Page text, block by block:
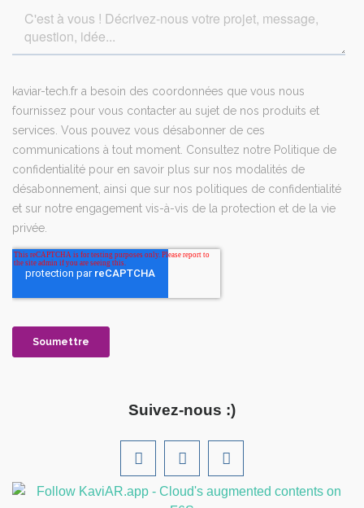
Suivez-nous :)